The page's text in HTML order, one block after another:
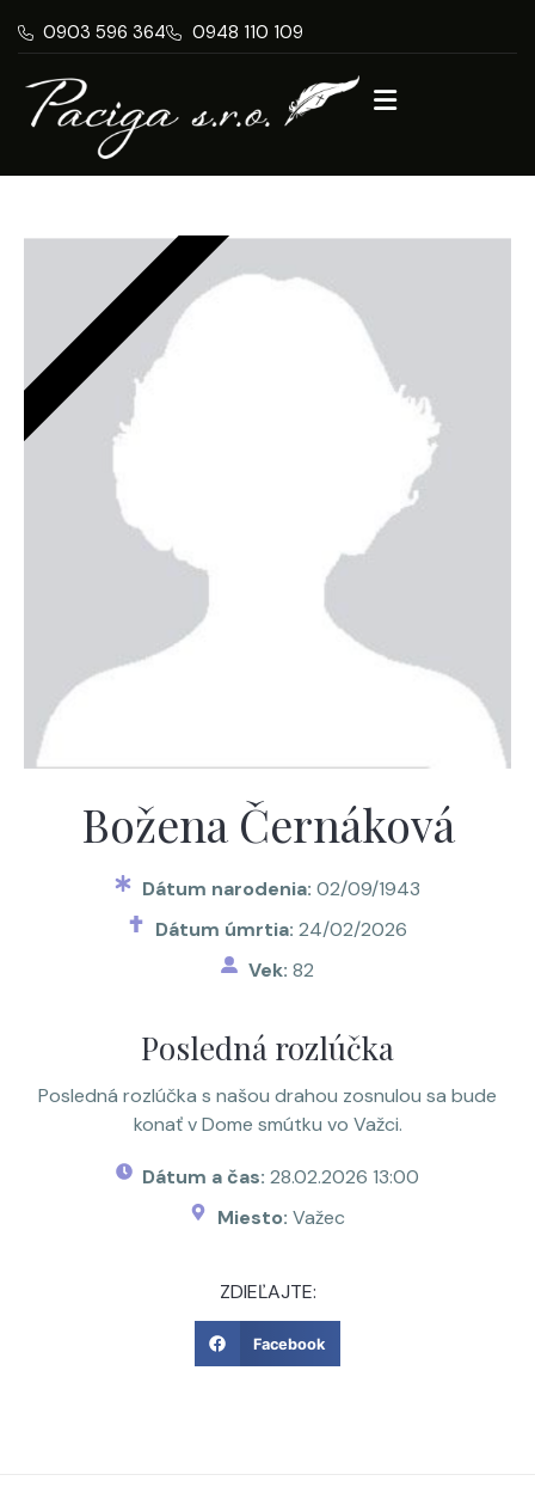
0903 596 364 0948 110 109
Božena Černáková
Dátum narodenia: 02/09/1943
Dátum úmrtia: 24/02/2026
Vek: 82
Posledná rozlúčka
Posledná rozlúčka s našou drahou zosnulou sa bude
konať v Dome smútku vo Važci.
Dátum a čas:28.02.2026 13:00
Miesto: Važec
ZDIEĽAJTE:
Facebook